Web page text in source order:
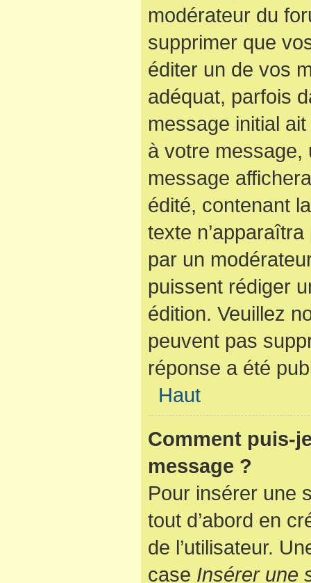
modérateur du
supprimer que
éditer un de vos
adéquat, parfois
message initial
à votre message,
message
édité, contenant
texte n’apparaîtra
par un
puissent rédiger
édition. Veuillez
peuvent pas
réponse a été
Haut
Comment puis-
message ?
Pour insérer une
tout d’abord en
de l’utilisateur.
case Insérer une